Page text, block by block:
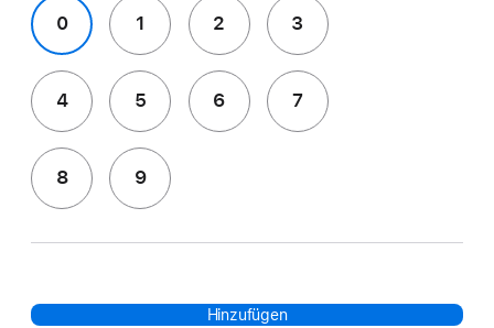
0 1 2 3
4 5 6 7
8 9
Hinzufügen